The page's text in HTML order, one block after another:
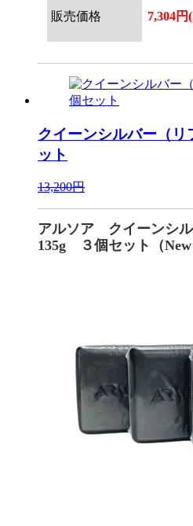
販売価格 7,304円
クイーンシルバー（
ット
13,200円
アルソア クイーンシル
135g ３個セット（New